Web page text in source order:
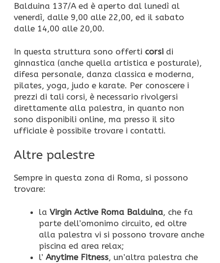
Balduina 137/A ed è aperto dal lunedì al
venerdì, dalle 9,00 alle 22,00, ed il sabato
dalle 14,00 alle 20,00.
In questa struttura sono offerti corsi di
ginnastica (anche quella artistica e posturale),
difesa personale, danza classica e moderna,
pilates, yoga, judo e karate. Per conoscere i
prezzi di tali corsi, è necessario rivolgersi
direttamente alla palestra, in quanto non
sono disponibili online, ma presso il sito
ufficiale è possibile trovare i contatti.
Altre palestre
Sempre in questa zona di Roma, si possono
trovare:
la Virgin Active Roma Balduina, che fa
parte dell’omonimo circuito, ed oltre
alla palestra vi si possono trovare anche
piscina ed area relax;
l’ Anytime Fitness, un’altra palestra che